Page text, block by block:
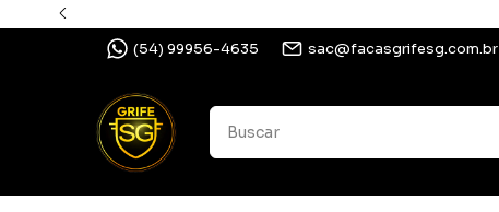
(54) 99956-4635 sac@facasgrifesg.com.br